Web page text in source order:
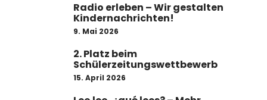
Radio erleben – Wir gestalten
Kindernachrichten!
9. Mai 2026
2. Platz beim
Schülerzeitungswettbewerb
15. April 2026